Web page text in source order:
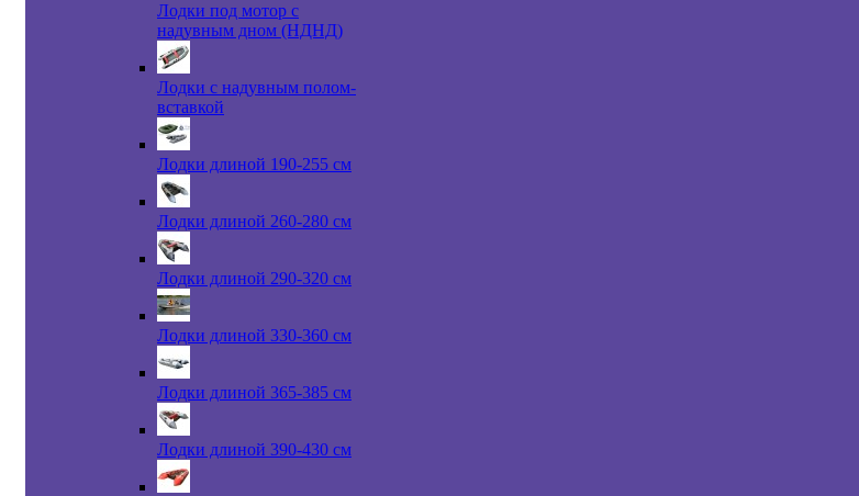
Лодки под мотор с
надувным дном (НДНД)
Лодки с надувным полом-
вставкой
Лодки длиной 190-255 см
Лодки длиной 260-280 см
Лодки длиной 290-320 см
Лодки длиной 330-360 см
Лодки длиной 365-385 см
Лодки длиной 390-430 см